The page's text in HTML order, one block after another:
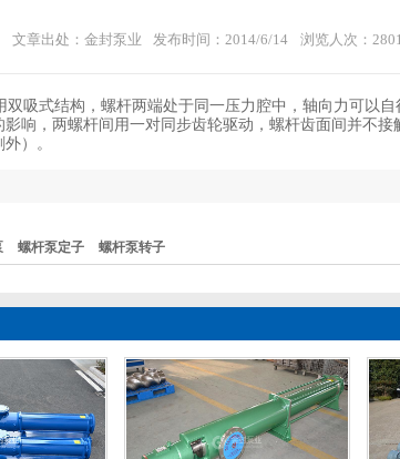
文章出处：金封泵业 发布时间：2014/6/14 浏览人次：
吸式结构，螺杆两端处于同一压力腔中，轴向力可以
影响，两螺杆间用一对同步齿轮驱动，螺杆齿面间并不
）。
螺杆泵定子 螺杆泵转子